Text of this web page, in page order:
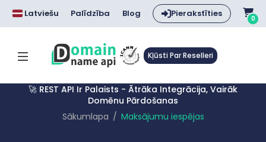
Latviešu Palīdzība Blog Pierakstīties 0
Kļūsti Par Reselleri
🚀 REST API Ir Palaists - Ātrāka Integrācija, Vairāk
Domēnu Pārdošanas
Sākumlapa
Maksājumu iespējas